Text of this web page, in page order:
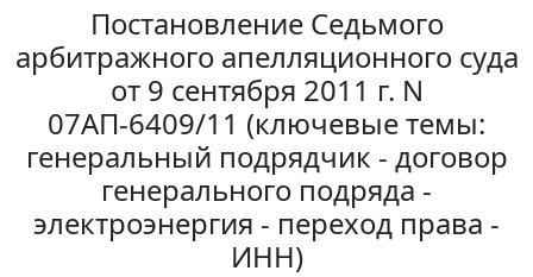
Постановление Седьмого
арбитражного апелляционного суда
от 9 сентября 2011 г. N
07АП-6409/11 (ключевые темы:
генеральный подрядчик - договор
генерального подряда -
электроэнергия - переход права -
ИНН)